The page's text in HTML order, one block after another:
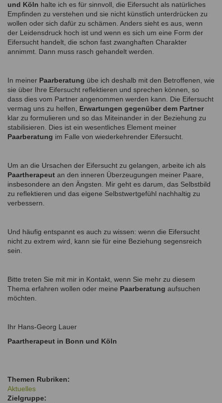
und Köln halte ich es für sinnvoll, die Eifersucht als natürliches
Empfinden zu verstehen und sie nicht künstlich unterdrücken zu
wollen oder sich dafür zu schämen. Anders sieht es aus, wenn
der Leidensdruck hoch ist und wenn es sich um eine Form der
Eifersucht handelt, die schon fast zwanghaften Charakter
annimmt. Dann muss rasch gehandelt werden.
In meiner Paarberatung übe ich deshalb mit den Betroffenen, wie
sie über Ihre Eifersucht reflektieren und sprechen können, so
dass dies vom Partner angenommen werden kann. Die Eifersucht
vermag uns zu helfen, Erwartungen gegenüber dem Partner
klar zu formulieren und so das Miteinander in der Beziehung zu
stabilisieren. Dies ist ein wesentliches Element meiner
Paarberatung im Falle von wiederkehrender Eifersucht.
Um an die Ursachen der Eifersucht zu gelangen, arbeite ich als
Paartherapeut an den inneren Überzeugungen meiner Paare,
insbesondere an den Ängsten. Mir geht es darum, das Selbstbild
zu reflektieren und das eigene Selbstwertgefühl nachhaltig zu
verbessern.
Und häufig entspannt es auch zu wissen: wenn die Eifersucht
nicht zu extrem wird, kann sie für eine Beziehung segensreich
sein.
Bitte treten Sie mit mir in Kontakt, wenn Sie mehr zu diesem
Thema erfahren wollen oder meine Paarberatung aufsuchen
möchten.
Ihr Hans-Georg Lauer
Paartherapeut in Bonn und Köln
Themen Rubriken:
Aktuelles
Zielgruppe: